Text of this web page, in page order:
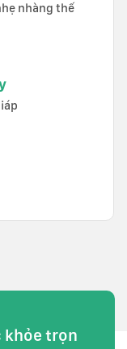
nhàng thế
khỏe trọn